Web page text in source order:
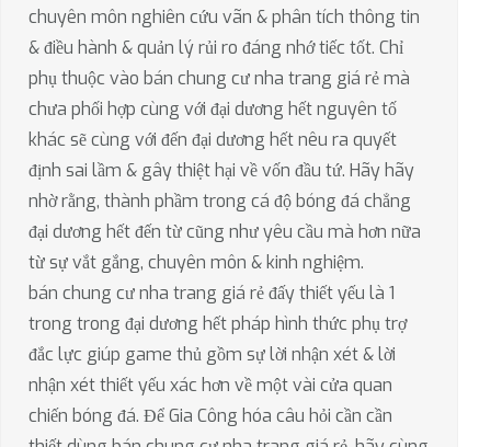
chuyên môn nghiên cứu vãn & phân tích thông tin
& điều hành & quản lý rủi ro đáng nhớ tiếc tốt. Chỉ
phụ thuộc vào bán chung cư nha trang giá rẻ mà
chưa phối hợp cùng với đại dương hết nguyên tố
khác sẽ cùng với đến đại dương hết nêu ra quyết
định sai lầm & gây thiệt hại về vốn đầu tứ. Hãy hãy
nhờ rằng, thành phầm trong cá độ bóng đá chẳng
đại dương hết đến từ cũng như yêu cầu mà hơn nữa
từ sự vắt gắng, chuyên môn & kinh nghiệm.
bán chung cư nha trang giá rẻ đấy thiết yếu là 1
trong trong đại dương hết pháp hình thức phụ trợ
đắc lực giúp game thủ gồm sự lời nhận xét & lời
nhận xét thiết yếu xác hơn về một vài cửa quan
chiến bóng đá. Để Gia Công hóa câu hỏi cần cần